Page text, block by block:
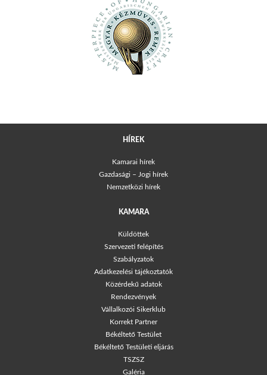
HÍREK
Kamarai hírek
Gazdasági – Jogi hírek
Nemzetközi hírek
KAMARA
Küldöttek
Szervezeti felépítés
Szabályzatok
Adatkezelési tájékoztatók
Közérdekű adatok
Rendezvények
Vállalkozói Sikerklub
Korrekt Partner
Békéltető Testület
Békéltető Testületi eljárás
TSZSZ
Galéria